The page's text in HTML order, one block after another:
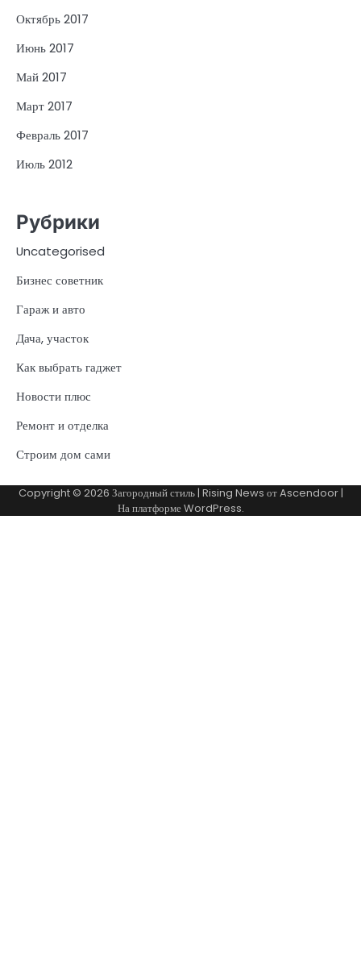
Октябрь 2017
Июнь 2017
Май 2017
Март 2017
Февраль 2017
Июль 2012
Рубрики
Uncategorised
Бизнес советник
Гараж и авто
Дача, участок
Как выбрать гаджет
Новости плюс
Ремонт и отделка
Строим дом сами
Copyright © 2026 Загородный стиль| Rising News отAscendoor|
На платформеWordPress.